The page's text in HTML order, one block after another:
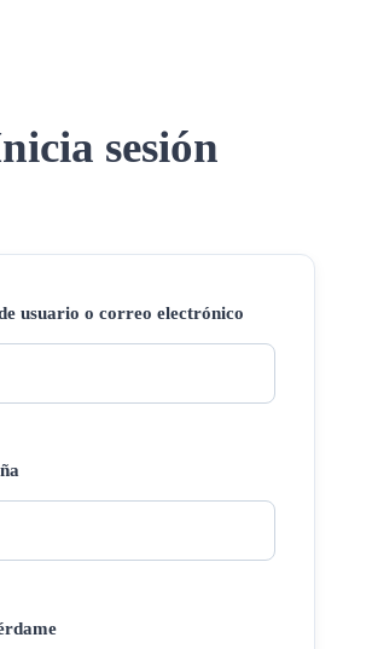
sesión
usuario o correo electrónico